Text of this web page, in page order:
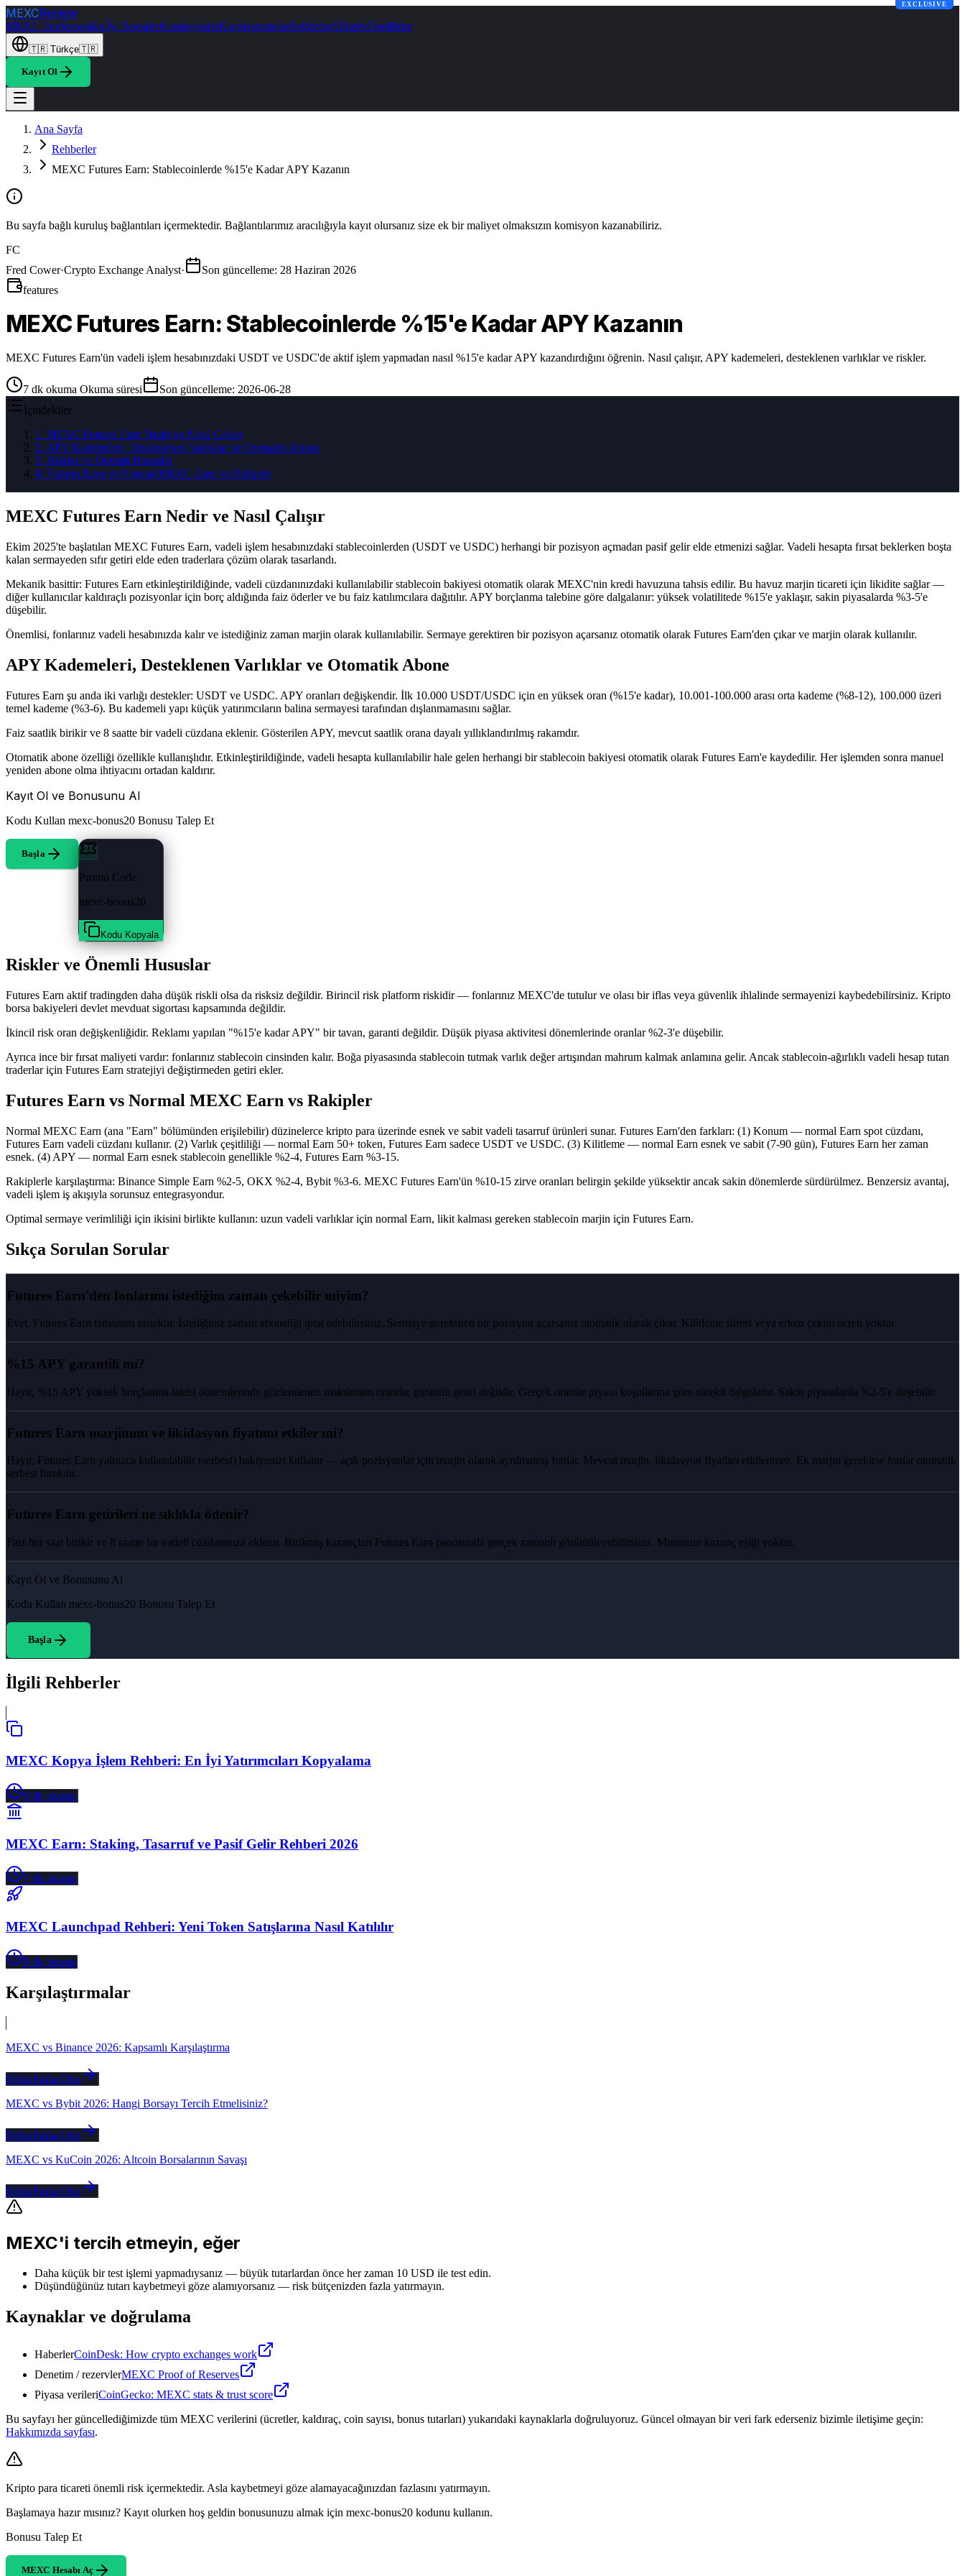
MEXCReview
MEXC İncelemesiEn İyi BorsalarKomisyonlarKarşılaştırmalarRehberlerÜlkelerÖzellikler
🇹🇷 Türkçe🇹🇷
Kayıt Ol
Ana Sayfa
Rehberler
MEXC Futures Earn: Stablecoinlerde %15'e Kadar APY Kazanın
Bu sayfa bağlı kuruluş bağlantıları içermektedir. Bağlantılarımız aracılığıyla kayıt olursanız size ek bir maliyet olmaksızın komisyon kazanabiliriz.
FC
Fred Cower·Crypto Exchange Analyst· Son güncelleme: 28 Haziran 2026
features
MEXC Futures Earn: Stablecoinlerde %15'e Kadar APY Kazanın
MEXC Futures Earn'ün vadeli işlem hesabınızdaki USDT ve USDC'de aktif işlem yapmadan nasıl %15'e kadar APY kazandırdığını öğrenin. Nasıl çalışır, APY kademeleri, desteklenen varlıklar ve riskler.
7 dk okuma Okuma süresi Son güncelleme: 2026-06-28
İçindekiler
1 . MEXC Futures Earn Nedir ve Nasıl Çalışır
2. APY Kademeleri, Desteklenen Varlıklar ve Otomatik Abone
3. Riskler ve Önemli Hususlar
4. Futures Earn vs Normal MEXC Earn vs Rakipler
MEXC Futures Earn Nedir ve Nasıl Çalışır
Ekim 2025'te başlatılan MEXC Futures Earn, vadeli işlem hesabınızdaki stablecoinlerden (USDT ve USDC) herhangi bir pozisyon açmadan pasif gelir elde etmenizi sağlar. Vadeli hesapta fırsat beklerken boşta
kalan sermayeden sıfır getiri elde eden traderlara çözüm olarak tasarlandı.
Mekanik basittir: Futures Earn etkinleştirildiğinde, vadeli cüzdanınızdaki kullanılabilir stablecoin bakiyesi otomatik olarak MEXC'nin kredi havuzuna tahsis edilir. Bu havuz marjin ticareti için likidite sağlar —
diğer kullanıcılar kaldıraçlı pozisyonlar için borç aldığında faiz öderler ve bu faiz katılımcılara dağıtılır. APY borçlanma talebine göre dalgalanır: yüksek volatilitede %15'e yaklaşır, sakin piyasalarda %3-5'e
düşebilir.
Önemlisi, fonlarınız vadeli hesabınızda kalır ve istediğiniz zaman marjin olarak kullanılabilir. Sermaye gerektiren bir pozisyon açarsanız otomatik olarak Futures Earn'den çıkar ve marjin olarak kullanılır.
APY Kademeleri, Desteklenen Varlıklar ve Otomatik Abone
Futures Earn şu anda iki varlığı destekler: USDT ve USDC. APY oranları değişkendir. İlk 10.000 USDT/USDC için en yüksek oran (%15'e kadar), 10.001-100.000 arası orta kademe (%8-12), 100.000 üzeri
temel kademe (%3-6). Bu kademeli yapı küçük yatırımcıların balina sermayesi tarafından dışlanmamasını sağlar.
Faiz saatlik birikir ve 8 saatte bir vadeli cüzdana eklenir. Gösterilen APY, mevcut saatlik orana dayalı yıllıklandırılmış rakamdır.
Otomatik abone özelliği özellikle kullanışlıdır. Etkinleştirildiğinde, vadeli hesapta kullanılabilir hale gelen herhangi bir stablecoin bakiyesi otomatik olarak Futures Earn'e kaydedilir. Her işlemden sonra manuel
yeniden abone olma ihtiyacını ortadan kaldırır.
Kayıt Ol ve Bonusunu Al
Kodu Kullan mexc-bonus20 Bonusu Talep Et
Başla
EXCLUSIVE
Promo Code
mexc-bonus20
Kodu Kopyala
Riskler ve Önemli Hususlar
Futures Earn aktif tradingden daha düşük riskli olsa da risksiz değildir. Birincil risk platform riskidir — fonlarınız MEXC'de tutulur ve olası bir iflas veya güvenlik ihlalinde sermayenizi kaybedebilirsiniz. Kripto
borsa bakiyeleri devlet mevduat sigortası kapsamında değildir.
İkincil risk oran değişkenliğidir. Reklamı yapılan "%15'e kadar APY" bir tavan, garanti değildir. Düşük piyasa aktivitesi dönemlerinde oranlar %2-3'e düşebilir.
Ayrıca ince bir fırsat maliyeti vardır: fonlarınız stablecoin cinsinden kalır. Boğa piyasasında stablecoin tutmak varlık değer artışından mahrum kalmak anlamına gelir. Ancak stablecoin-ağırlıklı vadeli hesap tutan
traderlar için Futures Earn stratejiyi değiştirmeden getiri ekler.
Futures Earn vs Normal MEXC Earn vs Rakipler
Normal MEXC Earn (ana "Earn" bölümünden erişilebilir) düzinelerce kripto para üzerinde esnek ve sabit vadeli tasarruf ürünleri sunar. Futures Earn'den farkları: (1) Konum — normal Earn spot cüzdanı,
Futures Earn vadeli cüzdanı kullanır. (2) Varlık çeşitliliği — normal Earn 50+ token, Futures Earn sadece USDT ve USDC. (3) Kilitleme — normal Earn esnek ve sabit (7-90 gün), Futures Earn her zaman
esnek. (4) APY — normal Earn esnek stablecoin genellikle %2-4, Futures Earn %3-15.
Rakiplerle karşılaştırma: Binance Simple Earn %2-5, OKX %2-4, Bybit %3-6. MEXC Futures Earn'ün %10-15 zirve oranları belirgin şekilde yüksektir ancak sakin dönemlerde sürdürülmez. Benzersiz avantaj,
vadeli işlem iş akışıyla sorunsuz entegrasyondur.
Optimal sermaye verimliliği için ikisini birlikte kullanın: uzun vadeli varlıklar için normal Earn, likit kalması gereken stablecoin marjin için Futures Earn.
Sıkça Sorulan Sorular
Futures Earn'den fonlarımı istediğim zaman çekebilir miyim?
Evet, Futures Earn tamamen esnektir. İstediğiniz zaman aboneliği iptal edebilirsiniz. Sermaye gerektiren bir pozisyon açarsanız otomatik olarak çıkar. Kilitleme süresi veya erken çekim ücreti yoktur.
%15 APY garantili mi?
Hayır, %15 APY yüksek borçlanma talebi dönemlerinde gözlemlenen maksimum orandır, garantili getiri değildir. Gerçek oranlar piyasa koşullarına göre sürekli dalgalanır. Sakin piyasalarda %2-5'e düşebilir.
Futures Earn marjinımı ve likidasyon fiyatımı etkiler mi?
Hayır, Futures Earn yalnızca kullanılabilir (serbest) bakiyenizi kullanır — açık pozisyonlar için marjin olarak ayrılmamış fonlar. Mevcut marjin, likidasyon fiyatları etkilenmez. Ek marjin gerekirse fonlar otomatik
serbest bırakılır.
Futures Earn getirileri ne sıklıkla ödenir?
Faiz her saat birikir ve 8 saatte bir vadeli cüzdanınıza eklenir. Birikmiş kazançları Futures Earn panosunda gerçek zamanlı görüntüleyebilirsiniz. Minimum kazanç eşiği yoktur.
Kayıt Ol ve Bonusunu Al
Kodu Kullan mexc-bonus20 Bonusu Talep Et
Başla
İlgili Rehberler
MEXC Kopya İşlem Rehberi: En İyi Yatırımcıları Kopyalama
8 dk okuma
MEXC Earn: Staking, Tasarruf ve Pasif Gelir Rehberi 2026
7 dk okuma
MEXC Launchpad Rehberi: Yeni Token Satışlarına Nasıl Katılılır
8 dk okuma
Karşılaştırmalar
MEXC vs Binance 2026: Kapsamlı Karşılaştırma
Daha Fazla Oku
MEXC vs Bybit 2026: Hangi Borsayı Tercih Etmelisiniz?
Daha Fazla Oku
MEXC vs KuCoin 2026: Altcoin Borsalarının Savaşı
Daha Fazla Oku
MEXC'i tercih etmeyin, eğer
Daha küçük bir test işlemi yapmadıysanız — büyük tutarlardan önce her zaman 10 USD ile test edin.
Düşündüğünüz tutarı kaybetmeyi göze alamıyorsanız — risk bütçenizden fazla yatırmayın.
Kaynaklar ve doğrulama
HaberlerCoinDesk: How crypto exchanges work
Denetim / rezervlerMEXC Proof of Reserves
Piyasa verileriCoinGecko: MEXC stats & trust score
Bu sayfayı her güncellediğimizde tüm MEXC verilerini (ücretler, kaldıraç, coin sayısı, bonus tutarları) yukarıdaki kaynaklarla doğruluyoruz. Güncel olmayan bir veri fark ederseniz bizimle iletişime geçin:
Hakkımızda sayfası.
Kripto para ticareti önemli risk içermektedir. Asla kaybetmeyi göze alamayacağınızdan fazlasını yatırmayın.
Başlamaya hazır mısınız? Kayıt olurken hoş geldin bonusunuzu almak için mexc-bonus20 kodunu kullanın.
Bonusu Talep Et
MEXC Hesabı Aç